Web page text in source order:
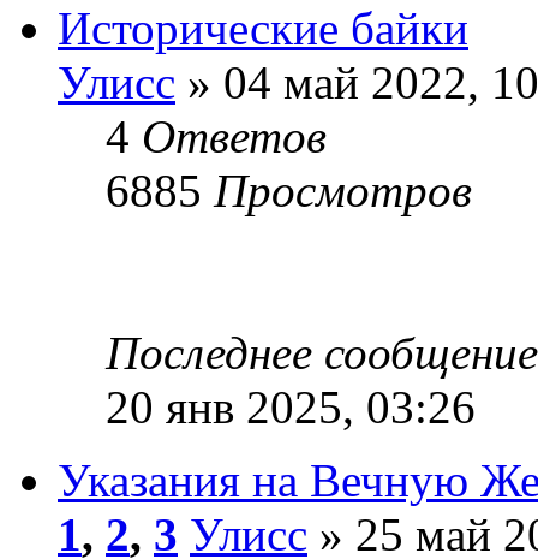
Исторические байки
Улисс » 04 май 2022,
4 Ответов
6885 Просмотров
Последнее
20 янв 2025, 03:26
Указания на Вечную
1, 2, 3 Улисс » 25 май